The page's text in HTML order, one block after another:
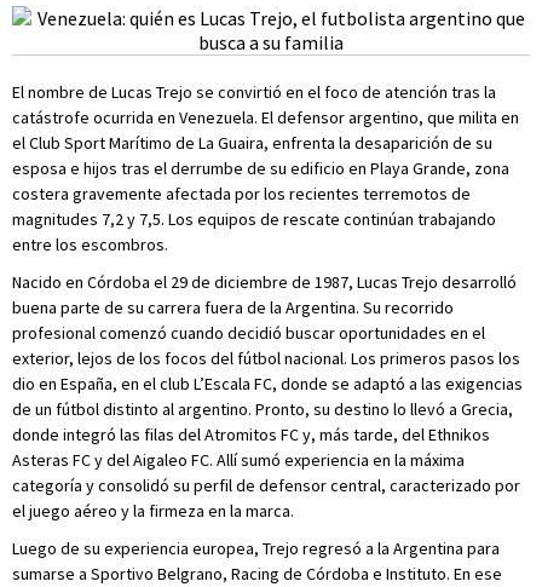
El nombre de Lucas Trejo se convirtió en el foco de atención tras la
catástrofe ocurrida en Venezuela. El defensor argentino, que milita en
el Club Sport Marítimo de La Guaira, enfrenta la desaparición de su
esposa e hijos tras el derrumbe de su edificio en Playa Grande, zona
costera gravemente afectada por los recientes terremotos de
magnitudes 7,2 y 7,5. Los equipos de rescate continúan trabajando
entre los escombros.
Nacido en Córdoba el 29 de diciembre de 1987, Lucas Trejo desarrolló
buena parte de su carrera fuera de la Argentina. Su recorrido
profesional comenzó cuando decidió buscar oportunidades en el
exterior, lejos de los focos del fútbol nacional. Los primeros pasos los
dio en España, en el club L’Escala FC, donde se adaptó a las exigencias
de un fútbol distinto al argentino. Pronto, su destino lo llevó a Grecia,
donde integró las filas del Atromitos FC y, más tarde, del Ethnikos
Asteras FC y del Aigaleo FC. Allí sumó experiencia en la máxima
categoría y consolidó su perfil de defensor central, caracterizado por
el juego aéreo y la firmeza en la marca.
Luego de su experiencia europea, Trejo regresó a la Argentina para
sumarse a Sportivo Belgrano, Racing de Córdoba e Instituto. En ese